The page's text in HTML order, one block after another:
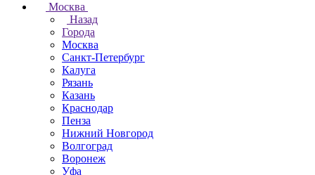
Москва
Назад
Города
Москва
Санкт-Петербург
Калуга
Рязань
Казань
Краснодар
Пенза
Нижний Новгород
Волгоград
Воронеж
Уфа